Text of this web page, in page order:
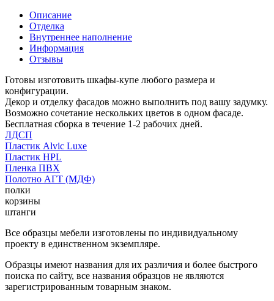
Описание
Отделка
Внутреннее наполнение
Информация
Отзывы
Готовы изготовить шкафы-купе любого размера и
конфигурации.
Декор и отделку фасадов можно выполнить под вашу задумку.
Возможно сочетание нескольких цветов в одном фасаде.
Бесплатная сборка в течение 1-2 рабочих дней.
ЛДСП
Пластик Alvic Luxe
Пластик HPL
Пленка ПВХ
Полотно АГТ (МДФ)
полки
корзины
штанги
Все образцы мебели изготовлены по индивидуальному
проекту в единственном экземпляре.
Образцы имеют названия для их различия и более быстрого
поиска по сайту, все названия образцов не являются
зарегистрированным товарным знаком.